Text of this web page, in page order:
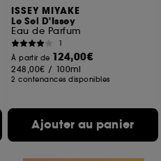
ISSEY MIYAKE
Le Sel D'Issey
Eau de Parfum
1
À partir de 124,00€
248,00€ / 100ml
2 contenances disponibles
Ajouter au panier